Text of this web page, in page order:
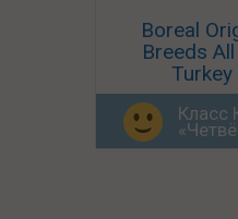
Boreal
Breeds
Класс